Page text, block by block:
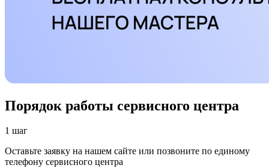
Порядок работы сервисного центра
1 шаг
Оставьте заявку на нашем сайте или позвоните по единому
телефону сервисного центра